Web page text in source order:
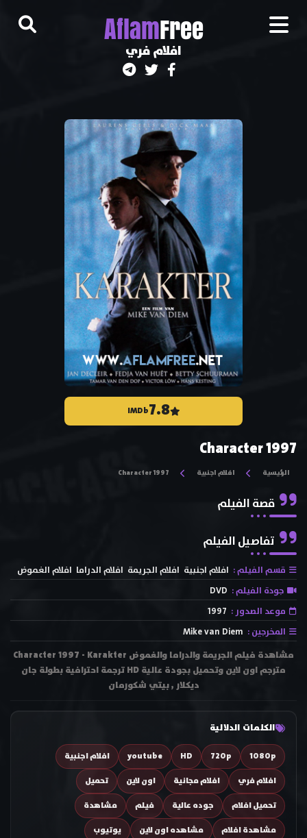
AflamFree
افلام فري
7.8
IMDb
Character 1997
الرئيسية افلام اجنبية Character 1997
قصة الفيلم
تفاصيل الفيلم
قسم الفيلم : افلام اجنبية افلام الجريمة افلام الدراما افلام الغموض
جودة الفيلم : DVD
موعد الصدور : 1997
المخرجين : Mike van Diem
مشاهدة فيلم الجريمة والدراما والغموض Character 1997 - Karakter
مترجم اون لاين وتحميل بجودة عالية HD ترجمة احترافية بطولة جان
ديكلار , بيتي شكورمان
الكلمات الدلالية
1080p
720p
HD
youtube
افلام اجنبية
افلام فري
افلام مجانية اون لاين
تحميل
تحميل افلام
جوده عالية فيلم
مشاهدة
مشاهدة افلام
مشاهده اون لاين يوتيوب